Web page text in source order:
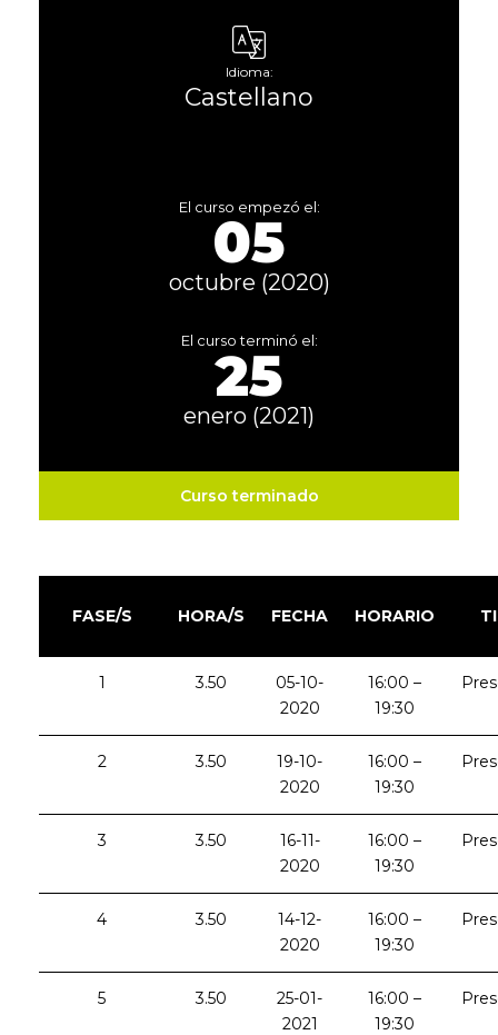
Idioma:
Castellano
El curso empezó el:
05
octubre (2020)
El curso terminó el:
25
enero (2021)
Curso terminado
FASE/S HORA/S FECHA HORARIO
1 3.50
05-10-
2020
16:00 –
19:30
2 3.50
19-10-
2020
16:00 –
19:30
3 3.50
16-11-
2020
16:00 –
19:30
4 3.50
14-12-
2020
16:00 –
19:30
5 3.50
25-01-
2021
16:00 –
19:30